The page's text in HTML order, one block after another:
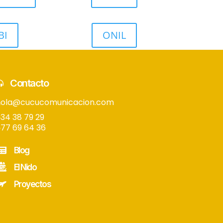
ONIL
Contacto
38 79 29
69 64 36
Blog
El Nido
Proyectos